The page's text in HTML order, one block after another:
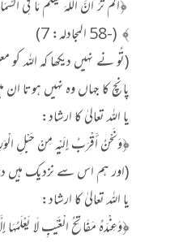
﴿أَلَمْ تَرَ أَنَّ اللَّهَ يَعْلَمُ مَا فِي
﴾ (-58 المجادلہ: 7)
(تُو نے نہیں دیکھا کہ اللہ
پانچ کا جہاں وہ نہیں ہوتا
یا اللہ تعالیٰ کا ارشاد:
﴿وَنَحْنُ أَقْرَبُ إِلَيْهِ مِنْ حَبْلِ الْوَرِيدِ ﴾
(اور ہم اس سے نزدیک ہیں
یا اللہ تعالیٰ کا ارشاد: